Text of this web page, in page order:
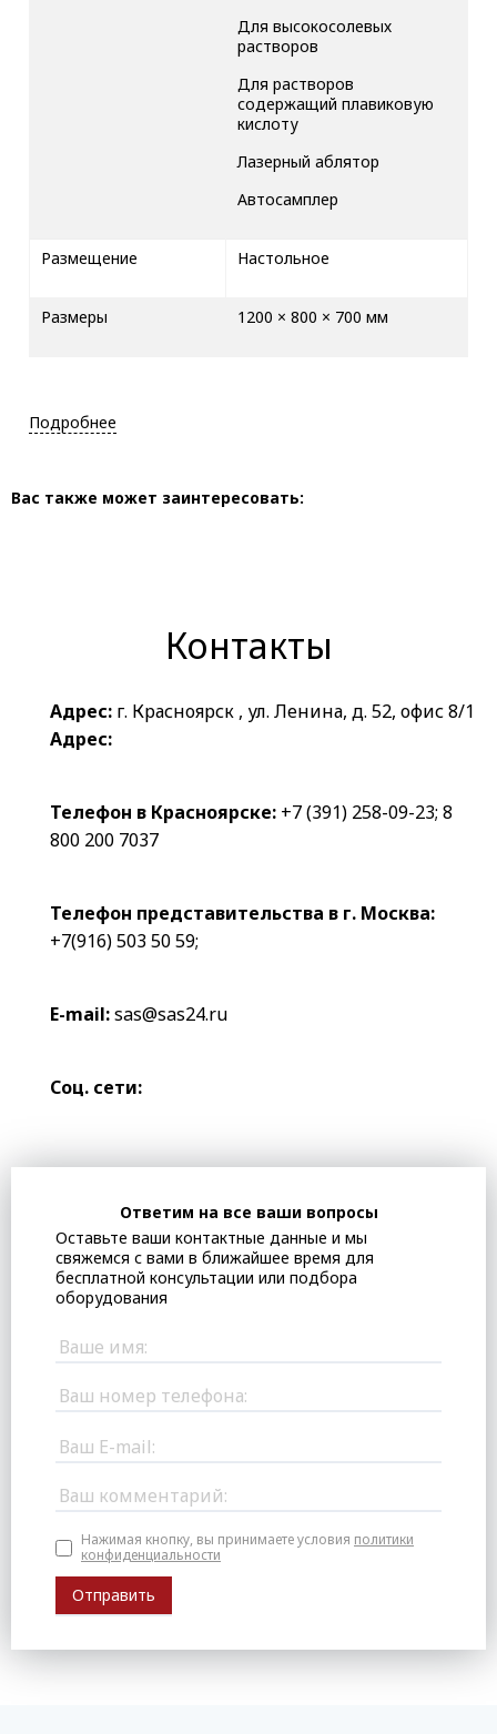
Для высокосолевых
растворов
Для растворов
содержащий плавиковую
кислоту
Лазерный аблятор
Автосамплер
Размещение Настольное
Размеры 1200 × 800 × 700 мм
Подробнее
Вас также может заинтересовать:
Контакты
Адрес: г. Красноярск , ул. Ленина, д. 52, офис 8/1
Адрес:
Телефон в Красноярске: +7 (391) 258-09-23; 8
800 200 7037
Телефон представительства в г. Москва:
+7(916) 503 50 59;
E-mail:sas@sas24.ru
Соц. сети:
Ответим на все ваши вопросы
Оставьте ваши контактные данные и мы
свяжемся с вами в ближайшее время для
бесплатной консультации или подбора
оборудования
Нажимая кнопку, вы принимаете условия политики
конфиденциальности